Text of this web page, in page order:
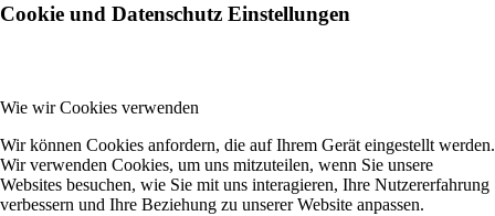
Cookie und Datenschutz Einstellungen
Wie wir Cookies verwenden
Wir können Cookies anfordern, die auf Ihrem Gerät eingestellt werden.
Wir verwenden Cookies, um uns mitzuteilen, wenn Sie unsere
Websites besuchen, wie Sie mit uns interagieren, Ihre Nutzererfahrung
verbessern und Ihre Beziehung zu unserer Website anpassen.